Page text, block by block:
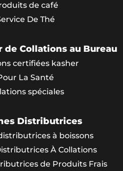
de café
De Thé
de Collations au Bureau
certifiées kasher
La Santé
spéciales
Distributrices
à boissons
À Collations
de Produits Frais